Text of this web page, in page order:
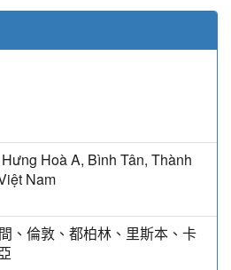
Hoà A, Bình Tân, Thành
Nam
、倫敦、都柏林、里斯本、卡